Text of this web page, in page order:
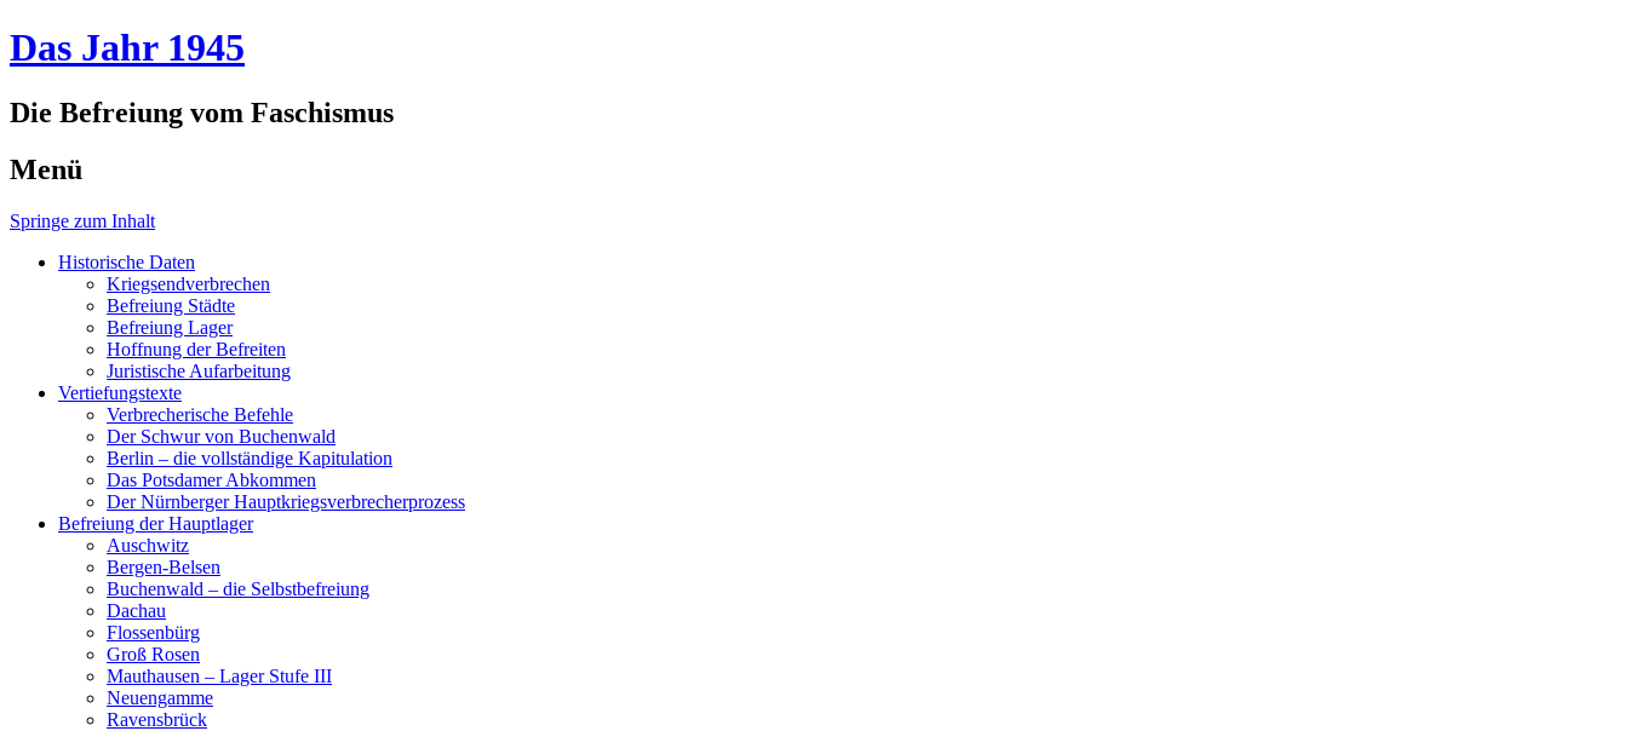
Das Jahr 1945
Die Befreiung vom Faschismus
Menü
Springe zum Inhalt
Historische Daten
Kriegsendverbrechen
Befreiung Städte
Befreiung Lager
Hoffnung der Befreiten
Juristische Aufarbeitung
Vertiefungstexte
Verbrecherische Befehle
Der Schwur von Buchenwald
Berlin – die vollständige Kapitulation
Das Potsdamer Abkommen
Der Nürnberger Hauptkriegsverbrecherprozess
Befreiung der Hauptlager
Auschwitz
Bergen-Belsen
Buchenwald – die Selbstbefreiung
Dachau
Flossenbürg
Groß Rosen
Mauthausen – Lager Stufe III
Neuengamme
Ravensbrück